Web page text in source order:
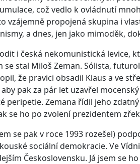
což vedlo k ovládnutí
vzájemně propojená skupina i
a dnes, jen jako mimoděk,
i česká nekomunistická levice,
stal Miloš Zeman. Sólista,
že pravici obsadil Klaus a ve
pak za pár let uzavřel
peripetie. Zemana řídil jeho
se ho po zvolení prezidentem
se pak v roce 1993 rozešel)
sociální demokracie. Ve
Československu. Já jsem se